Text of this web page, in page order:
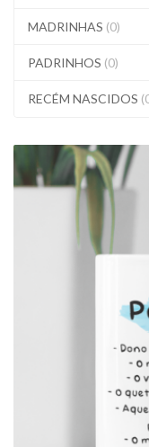
MADRINHAS (0)
PADRINHOS (0)
RECÉM NASCIDOS